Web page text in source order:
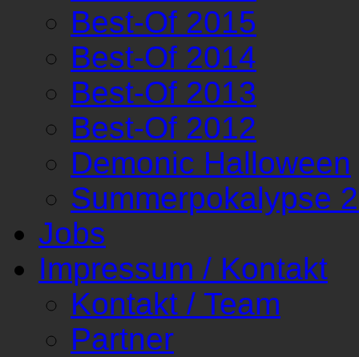
Best-Of 2015
Best-Of 2014
Best-Of 2013
Best-Of 2012
Demonic Halloween
Summerpokalypse
Jobs
Impressum / Kontakt
Kontakt / Team
Partner